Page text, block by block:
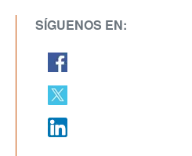
SÍGUENOS EN: